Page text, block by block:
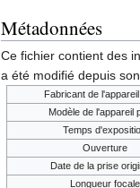
Métadonnées
Ce fichier contient des
a été modifié depuis
Fabricant de
Modèle de l'appareil
Temps
Ouverture
Date de la prise
Longueur focale